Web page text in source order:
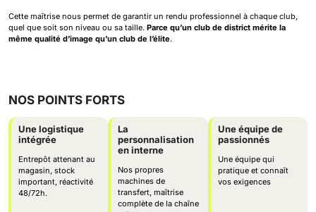
Cette maîtrise nous permet de garantir un rendu professionnel à chaque club,
quel que soit son niveau ou sa taille. Parce qu’un club de district mérite la
même qualité d’image qu’un club de l’élite.
NOS POINTS FORTS
Une logistique
intégrée
Entrepôt attenant au
magasin, stock
important, réactivité
48/72h.
La
personnalisation
en interne
Nos propres
machines de
transfert, maîtrise
complète de la chaîne
Une équipe de
passionnés
Une équipe qui
pratique et connaît
vos exigences